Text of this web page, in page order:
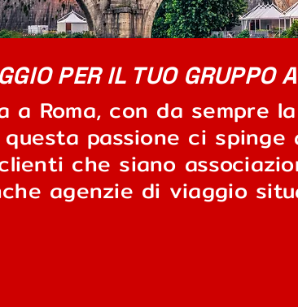
PER IL TUO GRUPPO
a Roma, con da sempre
passione ci spinge
che siano
agenzie di viaggio